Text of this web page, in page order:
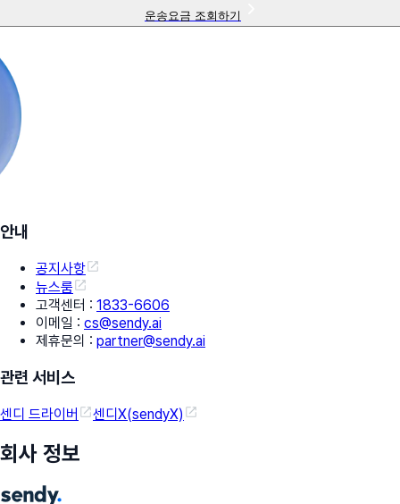
운송요금 조회하기
안내
공지사항
뉴스룸
고객센터 : 1833-6606
이메일 : cs@sendy.ai
제휴문의 : partner@sendy.ai
관련 서비스
센디 드라이버 센디X(sendyX)
회사 정보